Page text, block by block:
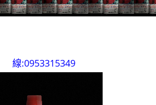
線:0953315349
年慶～團購聖品~ 金皮油~買滿二千元免